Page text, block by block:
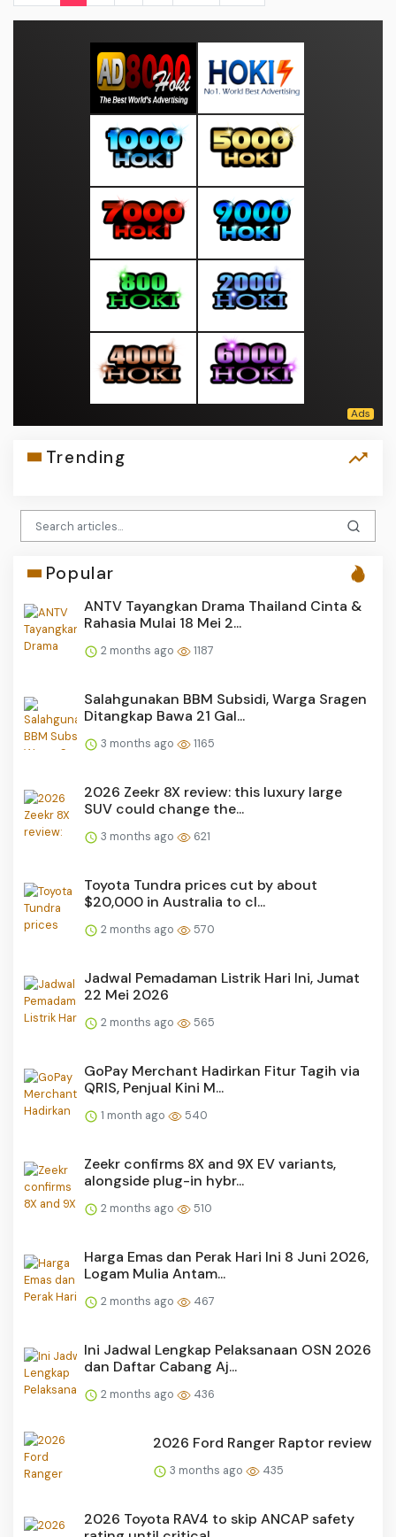
Trending
Popular
ANTV Tayangkan Drama Thailand Cinta &
Rahasia Mulai 18 Mei 2...
2 months ago 1187
Salahgunakan BBM Subsidi, Warga Sragen
Ditangkap Bawa 21 Gal...
3 months ago 1165
2026 Zeekr 8X review: this luxury large
SUV could change the...
3 months ago 621
Toyota Tundra prices cut by about
$20,000 in Australia to cl...
2 months ago 570
Jadwal Pemadaman Listrik Hari Ini, Jumat
22 Mei 2026
2 months ago 565
GoPay Merchant Hadirkan Fitur Tagih via
QRIS, Penjual Kini M...
1 month ago 540
Zeekr confirms 8X and 9X EV variants,
alongside plug-in hybr...
2 months ago 510
Harga Emas dan Perak Hari Ini 8 Juni 2026,
Logam Mulia Antam...
2 months ago 467
Ini Jadwal Lengkap Pelaksanaan OSN 2026
dan Daftar Cabang Aj...
2 months ago 436
2026 Ford Ranger Raptor review
3 months ago 435
2026 Toyota RAV4 to skip ANCAP safety